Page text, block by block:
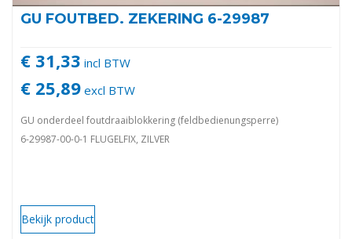
GU FOUTBED. ZEKERING 6-29987
€ 31,33 incl BTW
€ 25,89 excl BTW
GU onderdeel foutdraaiblokkering (feldbedienungsperre)
6-29987-00-0-1 FLUGELFIX, ZILVER
Bekijk product